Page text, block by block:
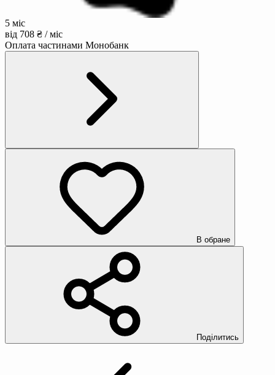
5 міс
від 708 ₴ / міс
Оплата частинами Монобанк
В обране
Поділитись